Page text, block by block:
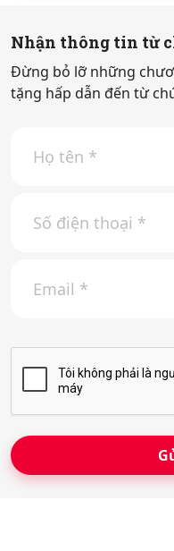
Nhận thông tin từ
Đừng bỏ lỡ những
tặng hấp dẫn đến từ
ạ*